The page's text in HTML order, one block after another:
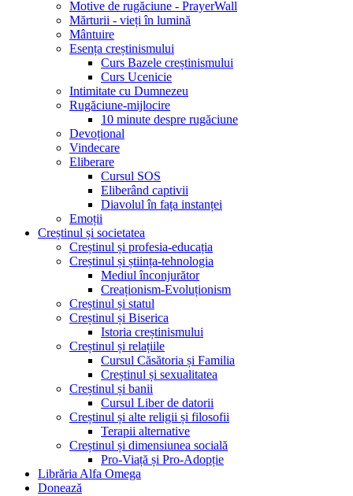
Motive de rugăciune - PrayerWall
Mărturii - vieți în lumină
Mântuire
Esența creștinismului
Curs Bazele creștinismului
Curs Ucenicie
Intimitate cu Dumnezeu
Rugăciune-mijlocire
10 minute despre rugăciune
Devoțional
Vindecare
Eliberare
Cursul SOS
Eliberând captivii
Diavolul în fața instanței
Emoții
Creștinul și societatea
Creștinul și profesia-educația
Creștinul și știința-tehnologia
Mediul înconjurător
Creaționism-Evoluționism
Creștinul și statul
Creștinul și Biserica
Istoria creștinismului
Creștinul și relațiile
Cursul Căsătoria și Familia
Creștinul și sexualitatea
Creștinul și banii
Cursul Liber de datorii
Creștinul și alte religii și filosofii
Terapii alternative
Creștinul și dimensiunea socială
Pro-Viață și Pro-Adopție
Librăria Alfa Omega
Donează